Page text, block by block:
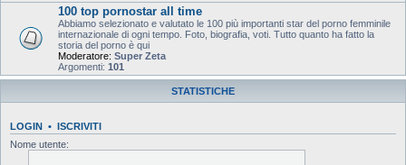
100 top pornostar all time
Abbiamo selezionato e valutato le 100 più importanti star del porno femminile
internazionale di ogni tempo. Foto, biografia, voti. Tutto quanto ha fatto la
storia del porno è qui
Moderatore: Super Zeta
Argomenti: 101
STATISTICHE
LOGIN • ISCRIVITI
Nome utente: